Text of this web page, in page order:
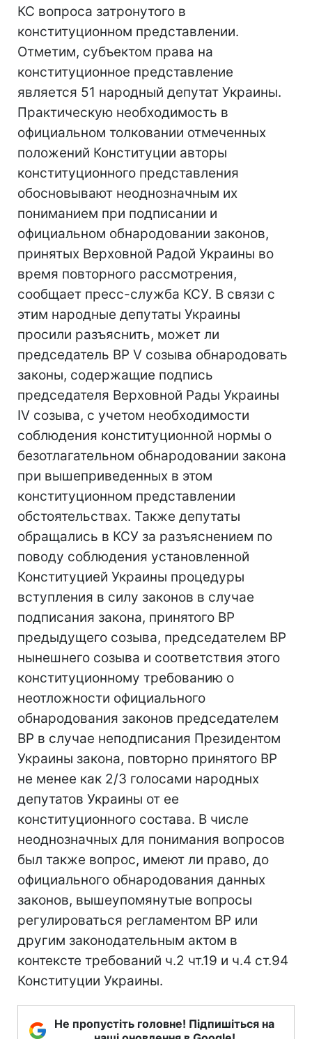
КС вопроса затронутого в
конституционном представлении.
Отметим, субъектом права на
конституционное представление
является 51 народный депутат Украины.
Практическую необходимость в
официальном толковании отмеченных
положений Конституции авторы
конституционного представления
обосновывают неоднозначным их
пониманием при подписании и
официальном обнародовании законов,
принятых Верховной Радой Украины во
время повторного рассмотрения,
сообщает пресс-служба КСУ. В связи с
этим народные депутаты Украины
просили разъяснить, может ли
председатель ВР V созыва обнародовать
законы, содержащие подпись
председателя Верховной Рады Украины
ІV созыва, с учетом необходимости
соблюдения конституционной нормы о
безотлагательном обнародовании закона
при вышеприведенных в этом
конституционном представлении
обстоятельствах. Также депутаты
обращались в КСУ за разъяснением по
поводу соблюдения установленной
Конституцией Украины процедуры
вступления в силу законов в случае
подписания закона, принятого ВР
предыдущего созыва, председателем ВР
нынешнего созыва и соответствия этого
конституционному требованию о
неотложности официального
обнародования законов председателем
ВР в случае неподписания Президентом
Украины закона, повторно принятого ВР
не менее как 2/3 голосами народных
депутатов Украины от ее
конституционного состава. В числе
неоднозначных для понимания вопросов
был также вопрос, имеют ли право, до
официального обнародования данных
законов, вышеупомянутые вопросы
регулироваться регламентом ВР или
другим законодательным актом в
контексте требований ч.2 чт.19 и ч.4 ст.94
Конституции Украины.
Не пропустіть головне! Підпишіться на